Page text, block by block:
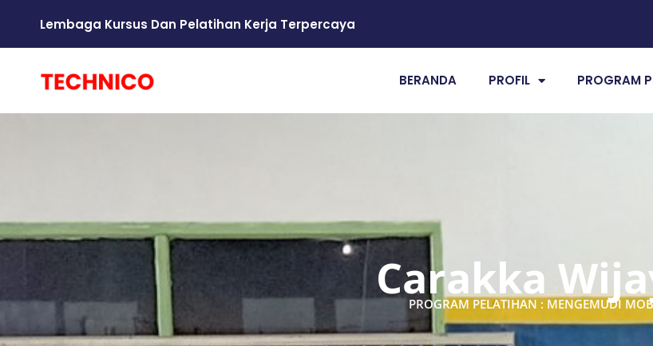
Lembaga Kursus Dan Pelatihan Kerja Terpercaya
BERANDA PROFIL PROGRAM
Carakka
PROGRAM PELATIHAN : MENGEMUDI